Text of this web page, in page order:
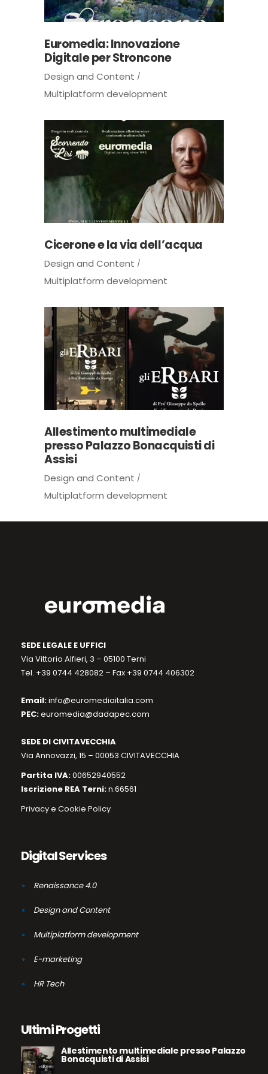
Euromedia: Innovazione
Digitale per Stroncone
Design and Content
Multiplatform development
Cicerone e la via dell’acqua
Design and Content
Multiplatform development
Allestimento multimediale
presso Palazzo Bonacquisti di
Assisi
Design and Content
Multiplatform development
SEDE LEGALE E UFFICI
Via Vittorio Alfieri, 3 – 05100 Terni
Tel. +39 0744 428082 – Fax +39 0744 406302
Email:info@euromediaitalia.com
PEC:euromedia@dadapec.com
SEDE DI CIVITAVECCHIA
Via Annovazzi, 15 – 00053 CIVITAVECCHIA
Partita IVA:00652940552
Iscrizione REA Terni:n.66561
Privacy e Cookie Policy
Digital Services
Renaissance 4.0
Design and Content
Multiplatform development
E-marketing
HR Tech
Ultimi Progetti
Allestimento multimediale presso Palazzo
Bonacquisti di Assisi